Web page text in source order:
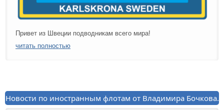
Привет из Швеции подводникам всего мира!
читать полностью
Новости по иностранным флотам от Владимира Бочкова.